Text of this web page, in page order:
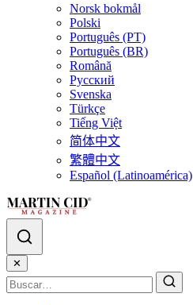
Norsk bokmål
Polski
Português (PT)
Português (BR)
Română
Русский
Svenska
Türkçe
Tiếng Việt
简体中文
繁體中文
Español (Latinoamérica)
✕